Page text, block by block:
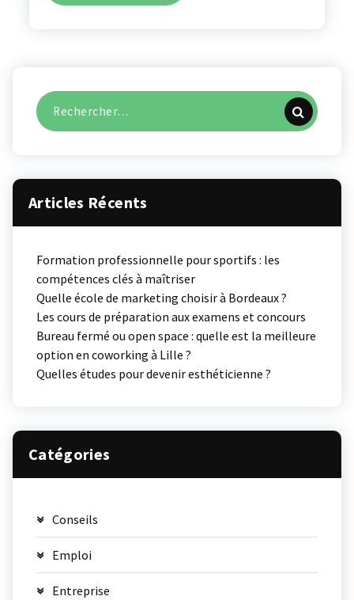
Recherche
pour :
Articles Récents
Formation professionnelle pour sportifs : les
compétences clés à maîtriser
Quelle école de marketing choisir à Bordeaux ?
Les cours de préparation aux examens et concours
Bureau fermé ou open space : quelle est la meilleure
option en coworking à Lille ?
Quelles études pour devenir esthéticienne ?
Catégories
Conseils
Emploi
Entreprise